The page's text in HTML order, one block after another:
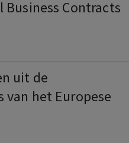
Contracts
uit de
van het Europese